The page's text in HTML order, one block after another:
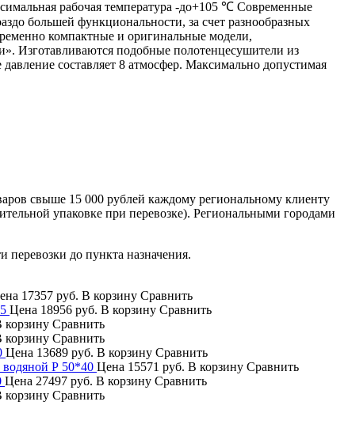
рабочая температура -до+105 ℃ Современные
большей функциональности, за счет разнообразных
компактные и оригинальные модели,
Изготавливаются подобные полотенцесушители из
составляет 8 атмосфер. Максимально допустимая
свыше 15 000 рублей каждому региональному клиенту
упаковке при перевозке). Региональными городами
до пункта назначения.
17357 руб. В корзину Сравнить
Цена 18956 руб. В корзину Сравнить
корзину Сравнить
корзину Сравнить
Цена 13689 руб. В корзину Сравнить
Р 50*40 Цена 15571 руб. В корзину Сравнить
Цена 27497 руб. В корзину Сравнить
корзину Сравнить